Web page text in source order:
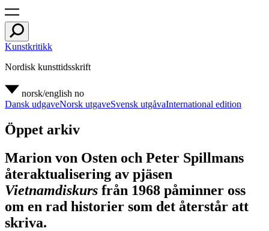
Kunstkritikk
Nordisk kunsttidsskrift
norsk/english no
Dansk udgaveNorsk utgaveSvensk utgåvaInternational edition
Öppet arkiv
Marion von Osten och Peter Spillmans
återaktualisering av pjäsen
Vietnamdiskurs från 1968 påminner oss
om en rad historier som det återstår att
skriva.